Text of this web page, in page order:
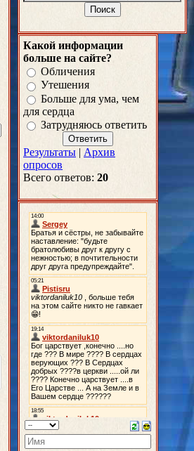
Какой информации
больше на сайте?
Обличения
Утешения
Больше для ума, чем
для сердца
Затрудняюсь ответить
Результаты | Архив
опросов
Всего ответов: 20